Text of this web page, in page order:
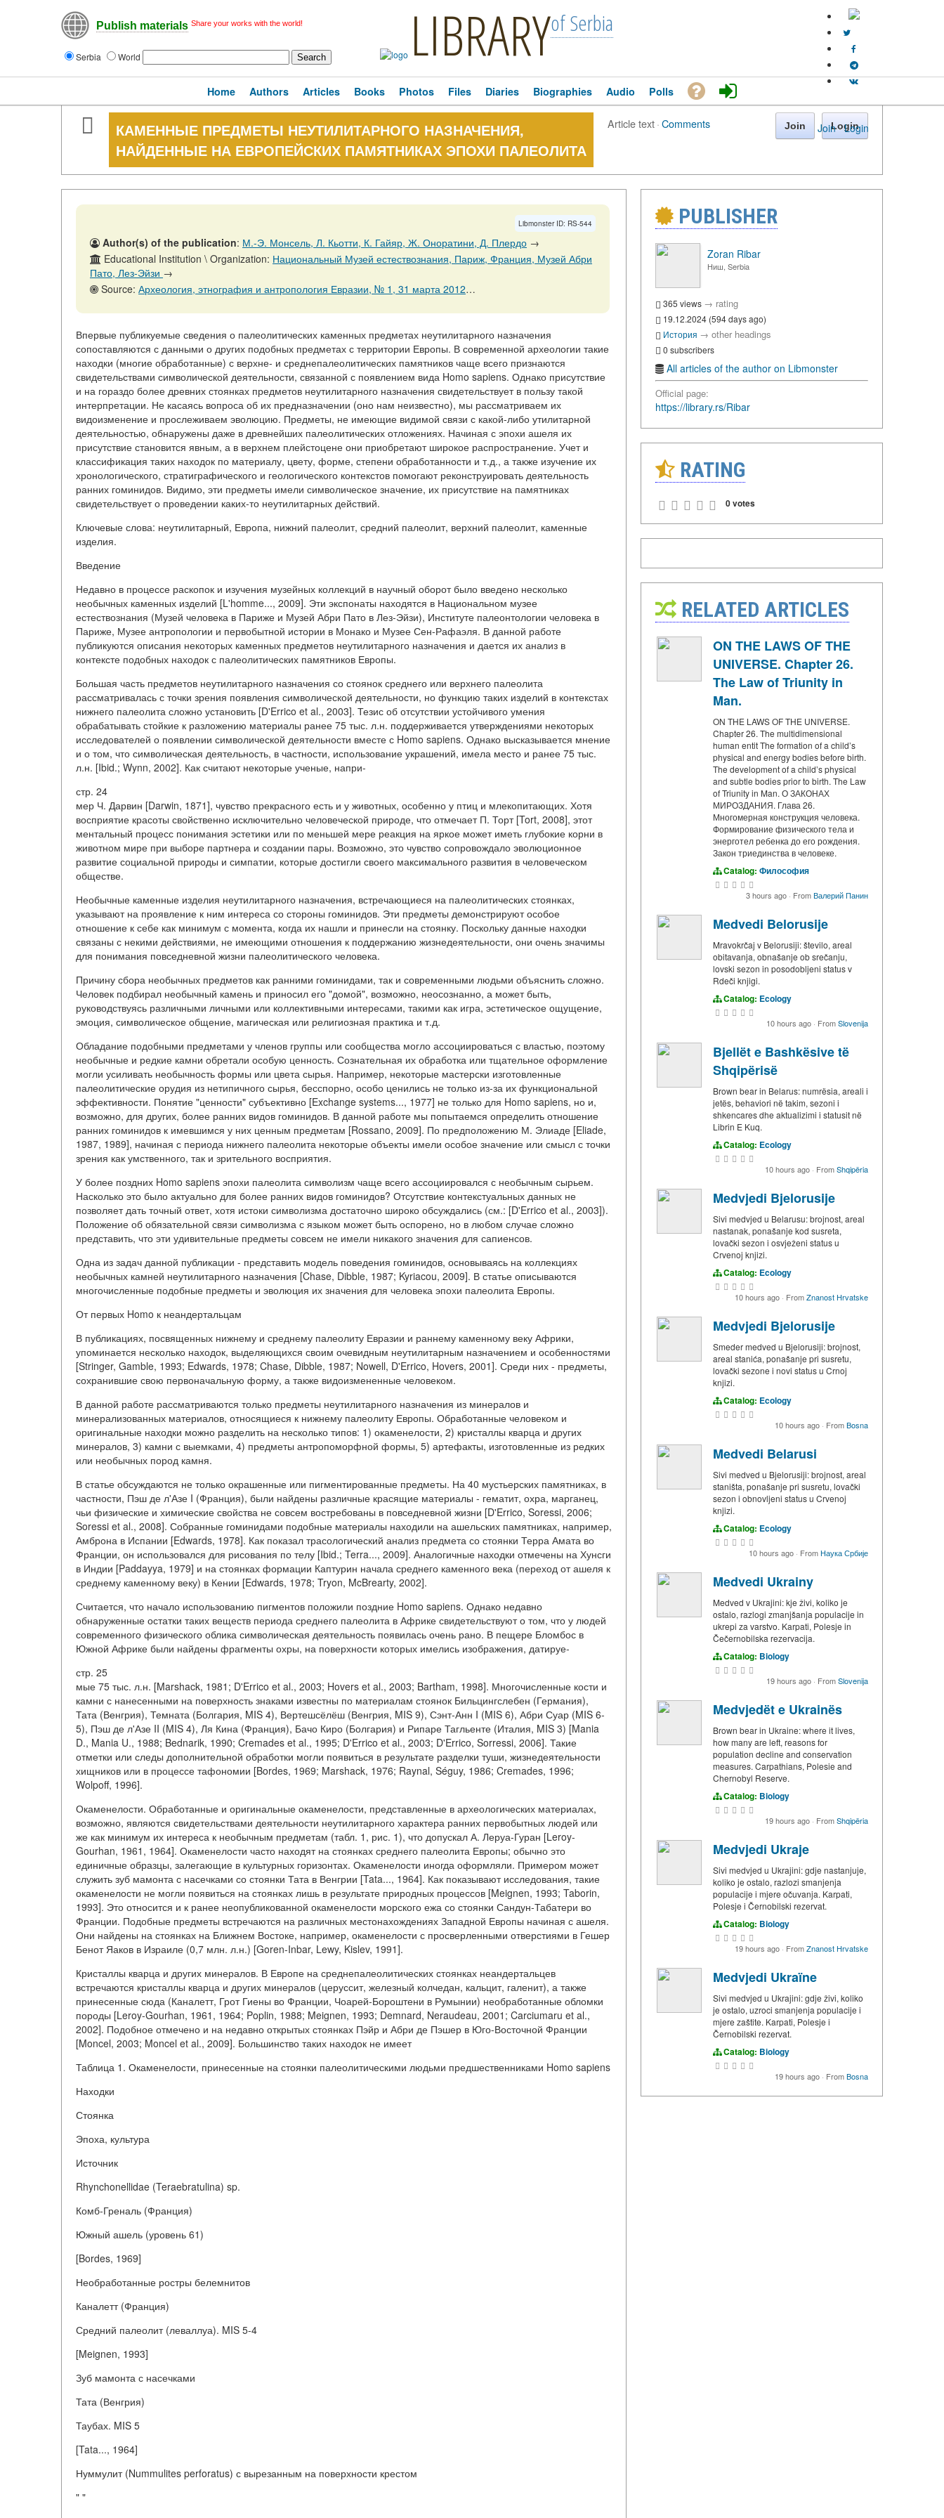
Publish materials Share your works with the world!
Serbia World LIBRARYof Serbia
Join · Login
Home Authors Articles Books Photos Files Diaries Biographies Audio Polls
КАМЕННЫЕ ПРЕДМЕТЫ НЕУТИЛИТАРНОГО НАЗНАЧЕНИЯ,
НАЙДЕННЫЕ НА ЕВРОПЕЙСКИХ ПАМЯТНИКАХ ЭПОХИ ПАЛЕОЛИТА
Article text·Comments Join Login
Libmonster ID: RS-544
Author(s) of the publication: М.-Э. Монсель, Л. Кьотти, К. Гайяр, Ж. Оноратини, Д. Плердо →
Educational Institution \ Organization: Национальный Музей естествознания, Париж, Франция, Музей Абри
Пато, Лез-Эйзи →
Source: Археология, этнография и антропология Евразии, № 1, 31 марта 2012 Страницы 24-40
Впервые публикуемые сведения о палеолитических каменных предметах неутилитарного назначения
сопоставляются с данными о других подобных предметах с территории Европы. В современной археологии такие
находки (многие обработанные) с верхне- и среднепалеолитических памятников чаще всего признаются
свидетельствами символической деятельности, связанной с появлением вида Homo sapiens. Однако присутствие
и на гораздо более древних стоянках предметов неутилитарного назначения свидетельствует в пользу такой
интерпретации. Не касаясь вопроса об их предназначении (оно нам неизвестно), мы рассматриваем их
видоизменение и прослеживаем эволюцию. Предметы, не имеющие видимой связи с какой-либо утилитарной
деятельностью, обнаружены даже в древнейших палеолитических отложениях. Начиная с эпохи ашеля их
присутствие становится явным, а в верхнем плейстоцене они приобретают широкое распространение. Учет и
классификация таких находок по материалу, цвету, форме, степени обработанности и т.д., а также изучение их
хронологического, стратиграфического и геологического контекстов помогают реконструировать деятельность
ранних гоминидов. Видимо, эти предметы имели символическое значение, их присутствие на памятниках
свидетельствует о проведении каких-то неутилитарных действий.
Ключевые слова: неутилитарный, Европа, нижний палеолит, средний палеолит, верхний палеолит, каменные
изделия.
Введение
Недавно в процессе раскопок и изучения музейных коллекций в научный оборот было введено несколько
необычных каменных изделий [L'homme..., 2009]. Эти экспонаты находятся в Национальном музее
естествознания (Музей человека в Париже и Музей Абри Пато в Лез-Эйзи), Институте палеонтологии человека в
Париже, Музее антропологии и первобытной истории в Монако и Музее Сен-Рафаэля. В данной работе
публикуются описания некоторых каменных предметов неутилитарного назначения и дается их анализ в
контексте подобных находок с палеолитических памятников Европы.
Большая часть предметов неутилитарного назначения со стоянок среднего или верхнего палеолита
рассматривалась с точки зрения появления символической деятельности, но функцию таких изделий в контекстах
нижнего палеолита сложно установить [D'Errico et al., 2003]. Тезис об отсутствии устойчивого умения
обрабатывать стойкие к разложению материалы ранее 75 тыс. л.н. поддерживается утверждениями некоторых
исследователей о появлении символической деятельности вместе с Homo sapiens. Однако высказывается мнение
и о том, что символическая деятельность, в частности, использование украшений, имела место и ранее 75 тыс.
л.н. [Ibid.; Wynn, 2002]. Как считают некоторые ученые, напри-
стр. 24
мер Ч. Дарвин [Darwin, 1871], чувство прекрасного есть и у животных, особенно у птиц и млекопитающих. Хотя
восприятие красоты свойственно исключительно человеческой природе, что отмечает П. Торт [Tort, 2008], этот
ментальный процесс понимания эстетики или по меньшей мере реакция на яркое может иметь глубокие корни в
животном мире при выборе партнера и создании пары. Возможно, это чувство сопровождало эволюционное
развитие социальной природы и симпатии, которые достигли своего максимального развития в человеческом
обществе.
Необычные каменные изделия неутилитарного назначения, встречающиеся на палеолитических стоянках,
указывают на проявление к ним интереса со стороны гоминидов. Эти предметы демонстрируют особое
отношение к себе как минимум с момента, когда их нашли и принесли на стоянку. Поскольку данные находки
связаны с некими действиями, не имеющими отношения к поддержанию жизнедеятельности, они очень значимы
для понимания повседневной жизни палеолитического человека.
Причину сбора необычных предметов как ранними гоминидами, так и современными людьми объяснить сложно.
Человек подбирал необычный камень и приносил его "домой", возможно, неосознанно, а может быть,
руководствуясь различными личными или коллективными интересами, такими как игра, эстетическое ощущение,
эмоция, символическое общение, магическая или религиозная практика и т.д.
Обладание подобными предметами у членов группы или сообщества могло ассоциироваться с властью, поэтому
необычные и редкие камни обретали особую ценность. Сознательная их обработка или тщательное оформление
могли усиливать необычность формы или цвета сырья. Например, некоторые мастерски изготовленные
палеолитические орудия из нетипичного сырья, бесспорно, особо ценились не только из-за их функциональной
эффективности. Понятие "ценности" субъективно [Exchange systems..., 1977] не только для Homo sapiens, но и,
возможно, для других, более ранних видов гоминидов. В данной работе мы попытаемся определить отношение
ранних гоминидов к имевшимся у них ценным предметам [Rossano, 2009]. По предположению М. Элиаде [Eliade,
1987, 1989], начиная с периода нижнего палеолита некоторые объекты имели особое значение или смысл с точки
зрения как умственного, так и зрительного восприятия.
У более поздних Homo sapiens эпохи палеолита символизм чаще всего ассоциировался с необычным сырьем.
Насколько это было актуально для более ранних видов гоминидов? Отсутствие контекстуальных данных не
позволяет дать точный ответ, хотя истоки символизма достаточно широко обсуждались (см.: [D'Errico et al., 2003]).
Положение об обязательной связи символизма с языком может быть оспорено, но в любом случае сложно
представить, что эти удивительные предметы совсем не имели никакого значения для сапиенсов.
Одна из задач данной публикации - представить модель поведения гоминидов, основываясь на коллекциях
необычных камней неутилитарного назначения [Chase, Dibble, 1987; Kyriacou, 2009]. В статье описываются
многочисленные подобные предметы и эволюция их значения для человека эпохи палеолита Европы.
От первых Homo к неандертальцам
В публикациях, посвященных нижнему и среднему палеолиту Евразии и раннему каменному веку Африки,
упоминается несколько находок, выделяющихся своим очевидным неутилитарным назначением и особенностями
[Stringer, Gamble, 1993; Edwards, 1978; Chase, Dibble, 1987; Nowell, D'Errico, Hovers, 2001]. Среди них - предметы,
сохранившие свою первоначальную форму, а также видоизмененные человеком.
В данной работе рассматриваются только предметы неутилитарного назначения из минералов и
минерализованных материалов, относящиеся к нижнему палеолиту Европы. Обработанные человеком и
оригинальные находки можно разделить на несколько типов: 1) окаменелости, 2) кристаллы кварца и других
минералов, 3) камни с выемками, 4) предметы антропоморфной формы, 5) артефакты, изготовленные из редких
или необычных пород камня.
В статье обсуждаются не только окрашенные или пигментированные предметы. На 40 мустьерских памятниках, в
частности, Пэш де л'Азе I (Франция), были найдены различные красящие материалы - гематит, охра, марганец,
чьи физические и химические свойства не совсем востребованы в повседневной жизни [D'Errico, Soressi, 2006;
Soressi et al., 2008]. Собранные гоминидами подобные материалы находили на ашельских памятниках, например,
Амброна в Испании [Edwards, 1978]. Как показал трасологический анализ предмета со стоянки Терра Амата во
Франции, он использовался для рисования по телу [Ibid.; Terra..., 2009]. Аналогичные находки отмечены на Хунсги
в Индии [Paddayya, 1979] и на стоянках формации Каптурин начала среднего каменного века (переход от ашеля к
среднему каменному веку) в Кении [Edwards, 1978; Tryon, McBrearty, 2002].
Считается, что начало использованию пигментов положили поздние Homo sapiens. Однако недавно
обнаруженные остатки таких веществ периода среднего палеолита в Африке свидетельствуют о том, что у людей
современного физического облика символическая деятельность появилась очень рано. В пещере Бломбос в
Южной Африке были найдены фрагменты охры, на поверхности которых имелись изображения, датируе-
стр. 25
мые 75 тыс. л.н. [Marshack, 1981; D'Errico et al., 2003; Hovers et al., 2003; Bartham, 1998]. Многочисленные кости и
камни с нанесенными на поверхность знаками известны по материалам стоянок Бильцингслебен (Германия),
Тата (Венгрия), Темната (Болгария, MIS 4), Вертешсёлёш (Венгрия, MIS 9), Сэнт-Анн I (MIS 6), Абри Суар (MIS 6-
5), Пэш де л'Азе II (MIS 4), Ля Кина (Франция), Бачо Киро (Болгария) и Рипаре Тагльенте (Италия, MIS 3) [Mania
D., Mania U., 1988; Bednarik, 1990; Cremades et al., 1995; D'Errico et al., 2003; D'Errico, Sorressi, 2006]. Такие
отметки или следы дополнительной обработки могли появиться в результате разделки туши, жизнедеятельности
хищников или в процессе тафономии [Bordes, 1969; Marshack, 1976; Raynal, Séguy, 1986; Cremades, 1996;
Wolpoff, 1996].
Окаменелости. Обработанные и оригинальные окаменелости, представленные в археологических материалах,
возможно, являются свидетельствами деятельности неутилитарного характера ранних первобытных людей или
же как минимум их интереса к необычным предметам (табл. 1, рис. 1), что допускал А. Леруа-Гуран [Leroy-
Gourhan, 1961, 1964]. Окаменелости часто находят на стоянках среднего палеолита Европы; обычно это
единичные образцы, залегающие в культурных горизонтах. Окаменелости иногда оформляли. Примером может
служить зуб мамонта с насечками со стоянки Тата в Венгрии [Tata..., 1964]. Как показывают исследования, такие
окаменелости не могли появиться на стоянках лишь в результате природных процессов [Meignen, 1993; Taborin,
1993]. Это относится и к ранее неопубликованной окаменелости морского ежа со стоянки Сандун-Табатери во
Франции. Подобные предметы встречаются на различных местонахождениях Западной Европы начиная с ашеля.
Они найдены на стоянках на Ближнем Востоке, например, окаменелости с просверленными отверстиями в Гешер
Бенот Яаков в Израиле (0,7 млн. л.н.) [Goren-Inbar, Lewy, Kislev, 1991].
Кристаллы кварца и других минералов. В Европе на среднепалеолитических стоянках неандертальцев
встречаются кристаллы кварца и других минералов (церуссит, железный колчедан, кальцит, галенит), а также
принесенные сюда (Каналетт, Грот Гиены во Франции, Чоарей-Бороштени в Румынии) необработанные обломки
породы [Leroy-Gourhan, 1961, 1964; Poplin, 1988; Meignen, 1993; Demnard, Neraudeau, 2001; Carciumaru et al.,
2002]. Подобное отмечено и на недавно открытых стоянках Пэйр и Абри де Пэшер в Юго-Восточной Франции
[Moncel, 2003; Moncel et al., 2009]. Большинство таких находок не имеет
Таблица 1. Окаменелости, принесенные на стоянки палеолитическими людьми предшественниками Homo sapiens
Находки
Стоянка
Эпоха, культура
Источник
Rhynchonellidae (Teraebratulina) sp.
Комб-Греналь (Франция)
Южный ашель (уровень 61)
[Bordes, 1969]
Необработанные ростры белемнитов
Каналетт (Франция)
Средний палеолит (леваллуа). MIS 5-4
[Meignen, 1993]
Зуб мамонта с насечками
Тата (Венгрия)
Таубах. MIS 5
[Tata..., 1964]
Нуммулит (Nummulites perforatus) с вырезанным на поверхности крестом
" "
PUBLISHER
Zoran Ribar
Ниш, Serbia
365 views → rating
19.12.2024 (594 days ago)
История → other headings
0 subscribers
All articles of the author on Libmonster
Official page:
https://library.rs/Ribar
RATING
0 votes
RELATED ARTICLES
ON THE LAWS OF THE
UNIVERSE. Chapter 26.
The Law of Triunity in
Man.
ON THE LAWS OF THE UNIVERSE.
Chapter 26. The multidimensional
human entit The formation of a child’s
physical and energy bodies before birth.
The development of a child’s physical
and subtle bodies prior to birth. The Law
of Triunity in Man. О ЗАКОНАХ
МИРОЗДАНИЯ. Глава 26.
Многомерная конструкция человека.
Формирование физического тела и
энерготел ребенка до его рождения.
Закон триединства в человеке.
Catalog: Философия
3 hours ago · FromВалерий Панин
Medvedi Belorusije
Mravokrčaj v Belorusiji: število, areal
obitavanja, obnašanje ob srečanju,
lovski sezon in posodobljeni status v
Rdeči knjigi.
Catalog: Ecology
10 hours ago · FromSlovenija
Bjellët e Bashkësive të
Shqipërisë
Brown bear in Belarus: numrësia, areali i
jetës, behaviori në takim, sezoni i
shkencares dhe aktualizimi i statusit në
Librin E Kuq.
Catalog: Ecology
10 hours ago · FromShqipëria
Medvjedi Bjelorusije
Sivi medvjed u Belarusu: brojnost, areal
nastanak, ponašanje kod susreta,
lovački sezon i osvježeni status u
Crvenoj knjizi.
Catalog: Ecology
10 hours ago · FromZnanost Hrvatske
Medvjedi Bjelorusije
Smeder medved u Bjelorusiji: brojnost,
areal stanića, ponašanje pri susretu,
lovački sezone i novi status u Crnoj
knjizi.
Catalog: Ecology
10 hours ago · FromBosna
Medvedi Belarusi
Sivi medved u Bjelorusiji: brojnost, areal
staništa, ponašanje pri susretu, lovački
sezon i obnovljeni status u Crvenoj
knjizi.
Catalog: Ecology
10 hours ago · FromНаука Србије
Medvedi Ukrainy
Medved v Ukrajini: kje živi, koliko je
ostalo, razlogi zmanjšanja populacije in
ukrepi za varstvo. Karpati, Polesje in
Čečernobilska rezervacija.
Catalog: Biology
19 hours ago · FromSlovenija
Medvjedët e Ukrainës
Brown bear in Ukraine: where it lives,
how many are left, reasons for
population decline and conservation
measures. Carpathians, Polesie and
Chernobyl Reserve.
Catalog: Biology
19 hours ago · FromShqipëria
Medvjedi Ukraje
Sivi medvjed u Ukrajini: gdje nastanjuje,
koliko je ostalo, razlozi smanjenja
populacije i mjere očuvanja. Karpati,
Polesje i Černobilski rezervat.
Catalog: Biology
19 hours ago · FromZnanost Hrvatske
Medvjedi Ukraïne
Sivi medvjed u Ukrajini: gdje živi, koliko
je ostalo, uzroci smanjenja populacije i
mjere zaštite. Karpati, Polesje i
Černobilski rezervat.
Catalog: Biology
19 hours ago · FromBosna